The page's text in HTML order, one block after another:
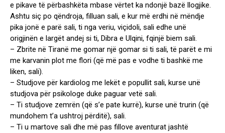
e pikave të përbashkëta mbase vërtet ka ndonjë bazë llogjike.
Ashtu siç po qëndroja, filluan sali, e kur më erdhi në mëndje
pika jonë e parë sali, ti nga veriu, viçidoli, sali edhe unë
origjinën e largët andej si ti, Dibra e Ulqini, fqinjë biem sali.
– Zbrite në Tiranë me gomar një gomar si ti sali, të parët e mi
me karvanin plot me flori (që më pas e vodhe ti bashkë me
liken, sali).
– Studjove për kardiolog me lekët e popullit sali, kurse unë
studjova për psikologe duke paguar vetë sali.
– Ti studjove zemrën (që s’e pate kurrë), kurse unë trurin (që
mundohem t’a ushtroj përditë), sali.
– Ti u martove sali dhe më pas fillove aventurat jashtë